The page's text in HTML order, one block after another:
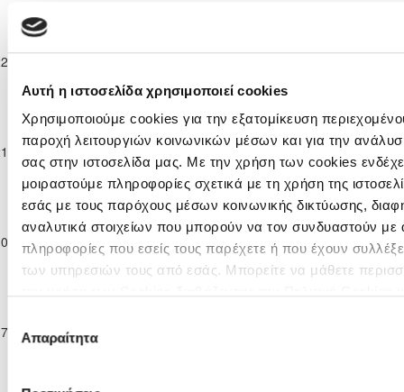
Αυτή η ιστοσελίδα χρησιμοποιεί cookies
Χρησιμοποιούμε cookies για την εξατομίκευση
παροχή λειτουργιών κοινωνικών μέσων και για την
σας στην ιστοσελίδα μας. Με την χρήση των cookies
μοιραστούμε πληροφορίες σχετικά με τη χρήση της
εσάς με τους παρόχους μέσων κοινωνικής δικτύωσης,
αναλυτικά στοιχείων που μπορούν να τον συνδυαστούν με
πληροφορίες που εσείς τους παρέχετε ή που έχουν
των υπηρεσιών τους από εσάς. Μπορείτε να μάθετε
συγκατάθεσης
Απαραίτητα
11-2025
2025/26
ΟΛΥΜΠΙΑΚΟΣ
ΑΠΟΕΛ
12-2025
Ανώτατη
Κατηγορία
Παίδων
Κ-14
2025/26
ΟΛΥΜΠΙΑΚΟΣ
ΛΕΥΚΩΣΙΑΣ
ΑΕΛ ΛΕΜΕΣΟΥ
01-2026
Ανώτατη
Κατηγορία
Παίδων
Κ-14
2025/26
ΚΑΡΜΙΩΤΙΣΣΑ
ΠΟΛΕΜΙΔΙΩΝ1 2 ΟΛΥΜΠΙΑΚΟΣ
ΛΕΥΚΩΣΙΑΣ
43'
01-2026
Παίδων
Κ-14